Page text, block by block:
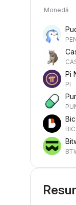
Monedă
Pi
PI